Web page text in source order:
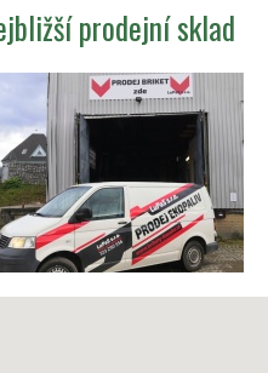
prodejní sklad